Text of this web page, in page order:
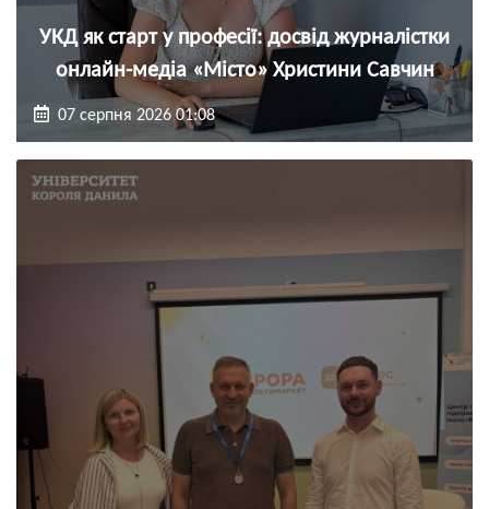
УКД як старт у професії: досвід журналістки
онлайн-медіа «Місто» Христини Савчин
07 серпня 2026 01:08